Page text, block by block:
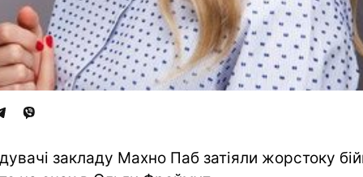
закладу Махно Паб затіяли жорстоку